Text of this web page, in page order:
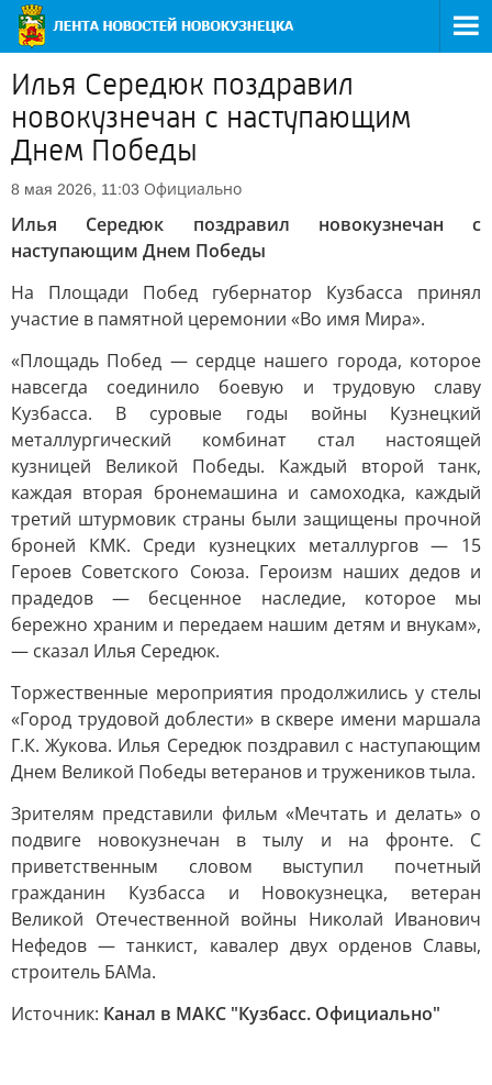
Илья Середюк поздравил
новокузнечан с наступающим
Днем Победы
8 мая 2026, 11:03 Официально
Илья Середюк поздравил новокузнечан с
наступающим Днем Победы
На Площади Побед губернатор Кузбасса принял
участие в памятной церемонии «Во имя Мира».
«Площадь Побед — сердце нашего города, которое
навсегда соединило боевую и трудовую славу
Кузбасса. В суровые годы войны Кузнецкий
металлургический комбинат стал настоящей
кузницей Великой Победы. Каждый второй танк,
каждая вторая бронемашина и самоходка, каждый
третий штурмовик страны были защищены прочной
броней КМК. Среди кузнецких металлургов — 15
Героев Советского Союза. Героизм наших дедов и
прадедов — бесценное наследие, которое мы
бережно храним и передаем нашим детям и внукам»,
— сказал Илья Середюк.
Торжественные мероприятия продолжились у стелы
«Город трудовой доблести» в сквере имени маршала
Г.К. Жукова. Илья Середюк поздравил с наступающим
Днем Великой Победы ветеранов и тружеников тыла.
Зрителям представили фильм «Мечтать и делать» о
подвиге новокузнечан в тылу и на фронте. С
приветственным словом выступил почетный
гражданин Кузбасса и Новокузнецка, ветеран
Великой Отечественной войны Николай Иванович
Нефедов — танкист, кавалер двух орденов Славы,
строитель БАМа.
Источник: Канал в МАКС "Кузбасс. Официально"